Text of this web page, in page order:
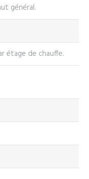
général.
étage de chauffe.